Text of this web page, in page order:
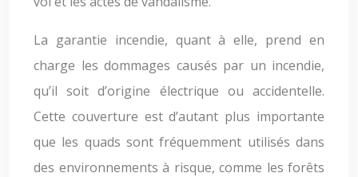
La garantie incendie, quant à elle, prend en
charge les dommages causés par un incendie,
qu’il soit d’origine électrique ou accidentelle.
Cette couverture est d’autant plus importante
que les quads sont fréquemment utilisés dans
des environnements à risque, comme les forêts